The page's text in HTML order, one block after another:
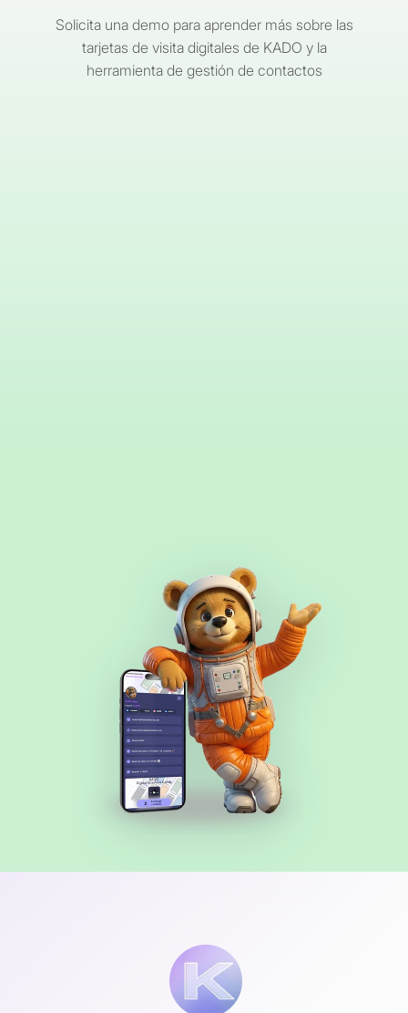
Solicita una demo para aprender más sobre las
tarjetas de visita digitales de KADO y la
herramienta de gestión de contactos